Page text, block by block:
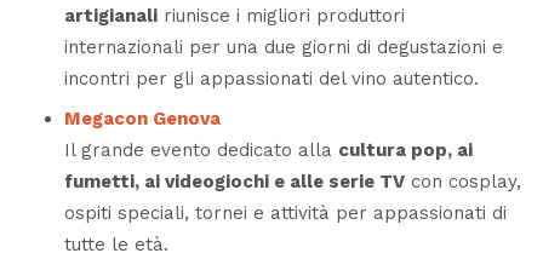
artigianaliriunisce i migliori produttori
internazionali per una due giorni di degustazioni e
incontri per gli appassionati del vino autentico.
Megacon Genova
Il grande evento dedicato alla cultura pop, ai
fumetti, ai videogiochi e alle serie TVcon cosplay,
ospiti speciali, tornei e attività per appassionati di
tutte le età.